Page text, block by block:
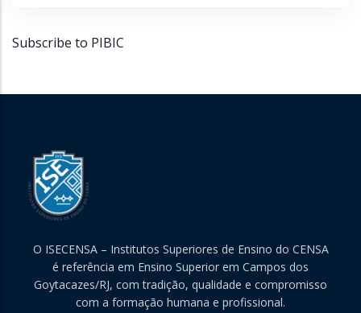
Subscribe to PIBIC
O ISECENSA – Institutos Superiores de Ensino do CENSA
é referência em Ensino Superior em Campos dos
Goytacazes/RJ, com tradição, qualidade e compromisso
com a formação humana e profissional.